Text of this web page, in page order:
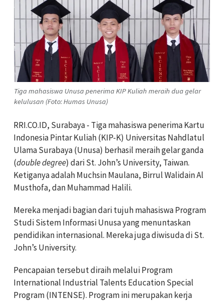
Tiga mahasiswa Unusa penerima KIP Kuliah meraih dua gelar
kelulusan (Foto: Humas Unusa)
RRI.CO.ID, Surabaya - Tiga mahasiswa penerima Kartu
Indonesia Pintar Kuliah (KIP-K) Universitas Nahdlatul
Ulama Surabaya (Unusa) berhasil meraih gelar ganda
(double degree) dari St. John’s University, Taiwan.
Ketiganya adalah Muchsin Maulana, Birrul Walidain Al
Musthofa, dan Muhammad Halili.
Mereka menjadi bagian dari tujuh mahasiswa Program
Studi Sistem Informasi Unusa yang menuntaskan
pendidikan internasional. Mereka juga diwisuda di St.
John’s University.
Pencapaian tersebut diraih melalui Program
International Industrial Talents Education Special
Program (INTENSE). Program ini merupakan kerja